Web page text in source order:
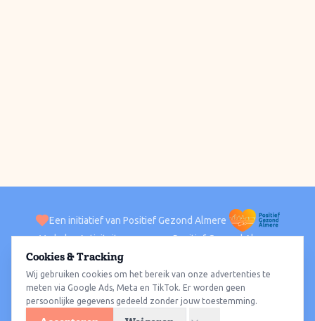
Een initiatief van Positief Gezond Almere
VerhalenActiviteiten Positief Gezond Almere
ACTIVITEITEN PER WIJK
Alle wijkenAlmere HavenAlmere StadAlmere BuitenAlmere Poort
Almere HoutAlmere OosterwoldWat te doen
Cookies & Tracking
Wij gebruiken cookies om het bereik van onze advertenties te
meten via Google Ads, Meta en TikTok. Er worden geen
persoonlijke gegevens gedeeld zonder jouw toestemming.